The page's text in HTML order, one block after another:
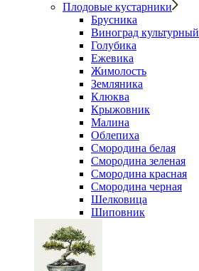
Плодовые кустарники
Брусника
Виноград культурный
Голубика
Ежевика
Жимолость
Земляника
Клюква
Крыжовник
Малина
Облепиха
Смородина белая
Смородина зеленая
Смородина красная
Смородина черная
Шелковица
Шиповник